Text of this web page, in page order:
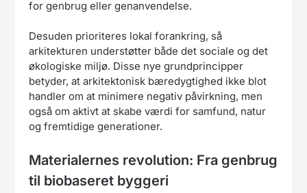
for genbrug eller genanvendelse.
Desuden prioriteres lokal forankring, så
arkitekturen understøtter både det sociale og det
økologiske miljø. Disse nye grundprincipper
betyder, at arkitektonisk bæredygtighed ikke blot
handler om at minimere negativ påvirkning, men
også om aktivt at skabe værdi for samfund, natur
og fremtidige generationer.
Materialernes revolution: Fra genbrug
til biobaseret byggeri